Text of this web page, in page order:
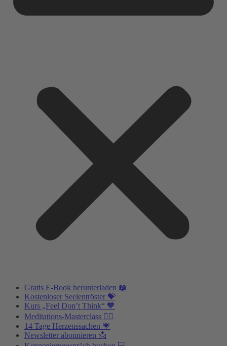
Gratis E-Book herunterladen 📖
Kostenloser Seelentröster 💝
Kurs „Feel Don’t Think“ 🧡
Meditations-Masterclass 🧘‍♂️
14 Tage Herzenssachen 💗
Newsletter abonnieren 📩